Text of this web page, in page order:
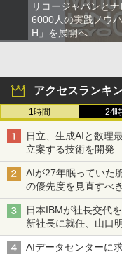
リコージャパンと
6000人の実践ノウ
H」を展開へ
アクセスランキ
1時間 24
日立、生成AIと数理
立案する技術を開発
AIが27年眠っていた
の優先度を見直すべ
日本IBMが社長交代
新社長に就任、山口
AIデータセンターに